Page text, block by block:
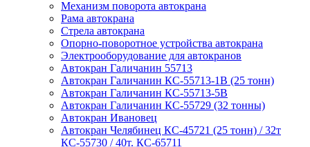
Механизм поворота автокрана
Рама автокрана
Стрела автокрана
Опорно-поворотное устройства автокрана
Электрооборудование для автокранов
Автокран Галичанин 55713
Автокран Галичанин КС-55713-1В (25 тонн)
Автокран Галичанин КС-55713-5В
Автокран Галичанин КС-55729 (32 тонны)
Автокран Ивановец
Автокран Челябинец КС-45721 (25 тонн) / 32т
КС-55730 / 40т. КС-65711